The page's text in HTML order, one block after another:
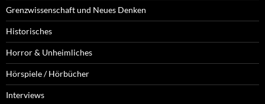
Grenzwissenschaft und Neues Denken
Historisches
Horror & Unheimliches
Hörspiele / Hörbücher
Interviews